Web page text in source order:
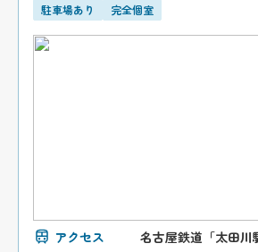
駐車場あり
完全個室
アクセス 名古屋鉄道「太田川